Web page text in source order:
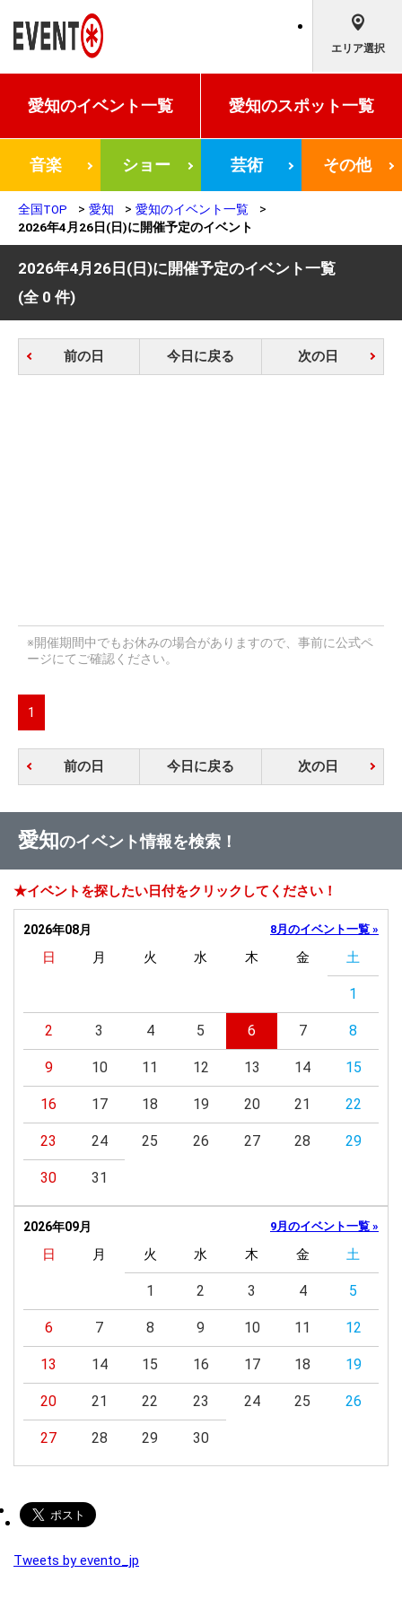
エリア選択
愛知のイベント一覧 愛知のスポット一覧
音楽 ショー 芸術 その他
全国TOP 愛知
愛知のイベント一覧
2026年4月26日(日)に開催予定のイベント
2026年4月26日(日)に開催予定のイベント一覧
(全 0 件)
前の日 今日に戻る 次の日
※開催期間中でもお休みの場合がありますので、事前に公式ペ
ージにてご確認ください。
1
前の日 今日に戻る 次の日
愛知のイベント情報を検索！
★イベントを探したい日付をクリックしてください！
2026年08月 8月のイベント一覧 »
日 月 火 水 木 金 土
1
2 3 4 5 6 7 8
9 10 11 12 13 14 15
16 17 18 19 20 21 22
23 24 25 26 27 28 29
30 31
2026年09月 9月のイベント一覧 »
日 月 火 水 木 金 土
1 2 3 4 5
6 7 8 9 10 11 12
13 14 15 16 17 18 19
20 21 22 23 24 25 26
27 28 29 30
Tweets by evento_jp